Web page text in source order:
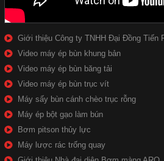
Giới thiệu Công ty TNHH Đại Đồng Tiến
Video máy ép bùn khung bản
Video máy ép bùn băng tải
Video máy ép bùn trục vít
Máy sấy bùn cánh chèo trục rỗng
Máy ép bột gạo làm bún
Bơm pitson thủy lực
Máy lược rác trống quay